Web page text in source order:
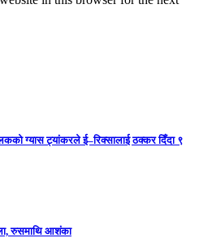
ग्यास ट्यांकरले ई–रिक्सालाई ठक्कर दिँदा ९
रुसमाथि आशंका